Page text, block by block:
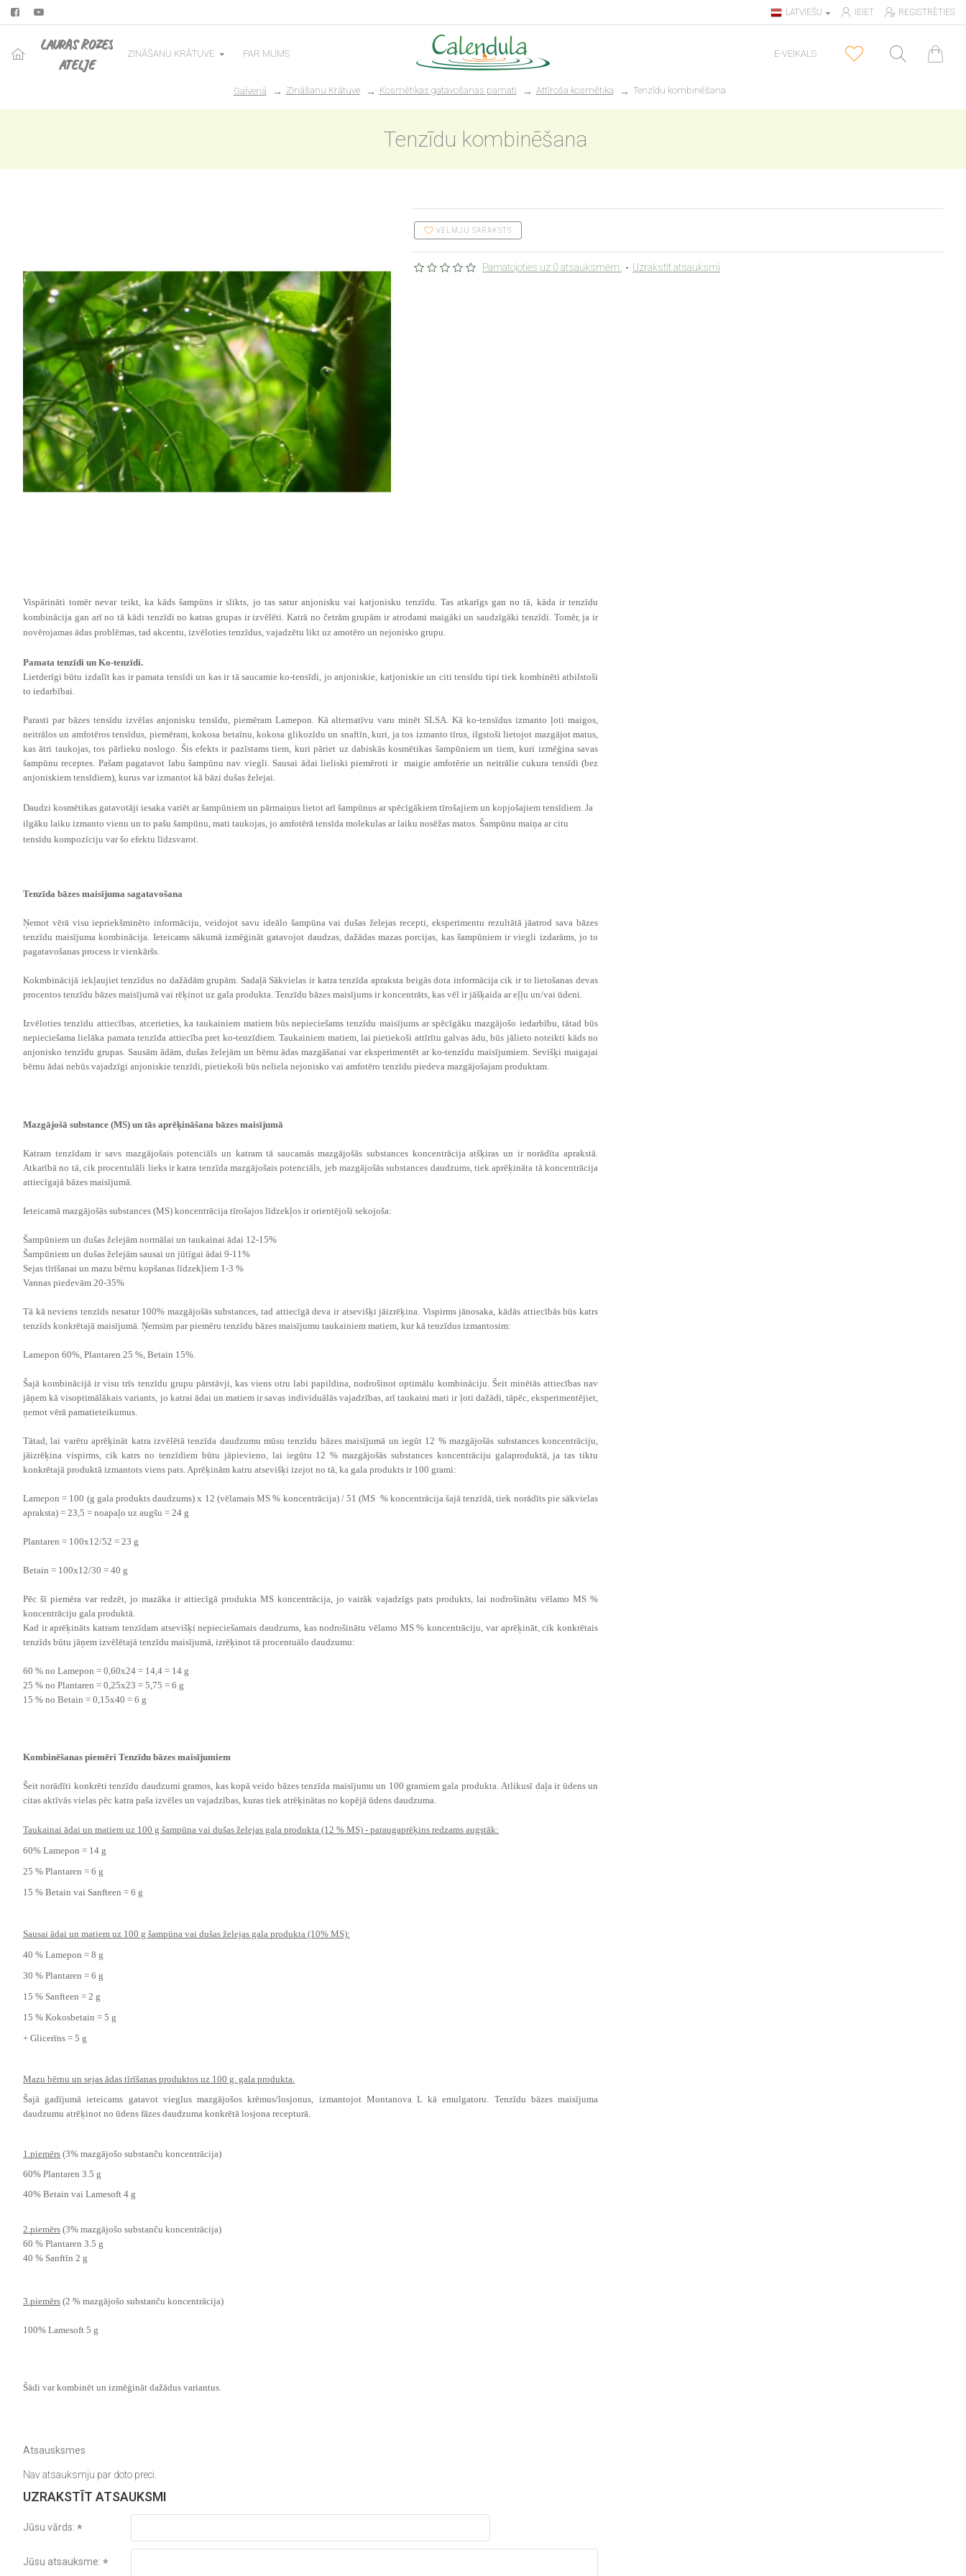
LATVIEŠU IEIET REĢISTRĒTIES
LAURAS ROZES
ATELJE
ZINĀŠANU KRĀTUVE PAR MUMS E-VEIKALS
Galvenā Zināšanu Krātuve Kosmētikas gatavošanas pamati Attīroša kosmētika Tenzīdu kombinēšana
Tenzīdu kombinēšana
Pamatojoties uz 0 atsauksmēm. - Uzrakstīt atsauksmi
VĒLMJU SARAKSTS
Vispārināti tomēr nevar teikt, ka kāds šampūns ir slikts, jo tas satur anjonisku vai katjonisku tenzīdu. Tas atkarīgs gan no tā, kāda ir tenzīdu
kombinācija gan arī no tā kādi tenzīdi no katras grupas ir izvēlēti. Katrā no četrām grupām ir atrodami maigāki un saudzīgāki tenzīdi. Tomēr, ja ir
novērojamas ādas problēmas, tad akcentu, izvēloties tenzīdus, vajadzētu likt uz amotēro un nejonisko grupu.
Pamata tenzīdi un Ko-tenzīdi.
Lietderīgi būtu izdalīt kas ir pamata tensīdi un kas ir tā saucamie ko-tensīdi, jo anjoniskie, katjoniskie un citi tensīdu tipi tiek kombinēti atbilstoši
to iedarbībai.
Parasti par bāzes tensīdu izvēlas anjonisku tensīdu, piemēram Lamepon. Kā alternatīvu varu minēt SLSA. Kā ko-tensīdus izmanto ļoti maigos,
neitrālos un amfotēros tensīdus, piemēram, kokosa betaīnu, kokosa glikozīdu un snaftīn, kuri, ja tos izmanto tīrus, ilgstoši lietojot mazgājot matus,
kas ātri taukojas, tos pārlieku noslogo. Šis efekts ir pazīstams tiem, kuri pāriet uz dabiskās kosmētikas šampūniem un tiem, kuri izmēģina savas
šampūnu receptes. Pašam pagatavot labu šampūnu nav viegli. Sausai ādai lieliski piemēroti ir maigie amfotērie un neitrālie cukura tensīdi (bez
anjoniskiem tensīdiem), kurus var izmantot kā bāzi dušas želejai.
Daudzi kosmētikas gatavotāji iesaka variēt ar šampūniem un pārmaiņus lietot arī šampūnus ar spēcīgākiem tīrošajiem un kopjošajiem tensīdiem. Ja
ilgāku laiku izmanto vienu un to pašu šampūnu, mati taukojas, jo amfotērā tensīda molekulas ar laiku nosēžas matos. Šampūnu maiņa ar citu
tensīdu kompozīciju var šo efektu līdzsvarot.
Tenzīda bāzes maisījuma sagatavošana
Ņemot vērā visu iepriekšminēto informāciju, veidojot savu ideālo šampūna vai dušas želejas recepti, eksperimentu rezultātā jāatrod sava bāzes
tenzīdu maisījuma kombinācija. Ieteicams sākumā izmēģināt gatavojot daudzas, dažādas mazas porcijas, kas šampūniem ir viegli izdarāms, jo to
pagatavošanas process ir vienkāršs.
Kokmbinācijā iekļaujiet tenzīdus no dažādām grupām. Sadaļā Sākvielas ir katra tenzīda apraksta beigās dota informācija cik ir to lietošanas devas
procentos tenzīdu bāzes maisījumā vai rēķinot uz gala produkta. Tenzīdu bāzes maisījums ir koncentrāts, kas vēl ir jāšķaida ar eļļu un/vai ūdeni.
Izvēloties tenzīdu attiecības, atcerieties, ka taukainiem matiem būs nepieciešams tenzīdu maisījums ar spēcīgāku mazgājošo iedarbību, tātad būs
nepieciešama lielāka pamata tenzīda attiecība pret ko-tenzīdiem. Taukainiem matiem, lai pietiekoši attīrītu galvas ādu, būs jālieto noteikti kāds no
anjonisko tenzīdu grupas. Sausām ādām, dušas želejām un bērnu ādas mazgāšanai var eksperimentēt ar ko-tenzīdu maisījumiem. Sevišķi maigajai
bērnu ādai nebūs vajadzīgi anjoniskie tenzīdi, pietiekoši būs neliela nejonisko vai amfotēro tenzīdu piedeva mazgājošajam produktam.
Mazgājošā substance (MS) un tās aprēķināšana bāzes maisījumā
Katram tenzīdam ir savs mazgājošais potenciāls un katram tā saucamās mazgājošās substances koncentrācija atšķiras un ir norādīta aprakstā.
Atkarībā no tā, cik procentulāli lieks ir katra tenzīda mazgājošais potenciāls, jeb mazgājošās substances daudzums, tiek aprēķināta tā koncentrācija
attiecīgajā bāzes maisījumā.
Ieteicamā mazgājošās substances (MS) koncentrācija tīrošajos līdzekļos ir orientējoši sekojoša:
Šampūniem un dušas želejām normālai un taukainai ādai 12-15%
Šampūniem un dušas želejām sausai un jūtīgai ādai 9-11%
Sejas tīrīšanai un mazu bērnu kopšanas līdzekļiem 1-3 %
Vannas piedevām 20-35%
Tā kā neviens tenzīds nesatur 100% mazgājošās substances, tad attiecīgā deva ir atsevišķi jāizrēķina. Vispirms jānosaka, kādās attiecībās būs katrs
tenzīds konkrētajā maisījumā. Ņemsim par piemēru tenzīdu bāzes maisījumu taukainiem matiem, kur kā tenzīdus izmantosim:
Lamepon 60%, Plantaren 25 %, Betain 15%.
Šajā kombinācijā ir visu trīs tenzīdu grupu pārstāvji, kas viens otru labi papildina, nodrošinot optimālu kombināciju. Šeit minētās attiecības nav
jāņem kā visoptimālākais variants, jo katrai ādai un matiem ir savas individuālās vajadzības, arī taukaini mati ir ļoti dažādi, tāpēc, eksperimentējiet,
ņemot vērā pamatieteikumus.
Tātad, lai varētu aprēķināt katra izvēlētā tenzīda daudzumu mūsu tenzīdu bāzes maisījumā un iegūt 12 % mazgājošās substances koncentrāciju,
jāizrēķina vispirms, cik katrs no tenzīdiem būtu jāpievieno, lai iegūtu 12 % mazgājošās substances koncentrāciju galaproduktā, ja tas tiktu
konkrētajā produktā izmantots viens pats. Aprēķinām katru atsevišķi izejot no tā, ka gala produkts ir 100 grami:
Lamepon = 100 (g gala produkts daudzums) x 12 (vēlamais MS % koncentrācija) / 51 (MS % koncentrācija šajā tenzīdā, tiek norādīts pie sākvielas
apraksta) = 23,5 = noapaļo uz augšu = 24 g
Plantaren = 100x12/52 = 23 g
Betain = 100x12/30 = 40 g
Pēc šī piemēra var redzēt, jo mazāka ir attiecīgā produkta MS koncentrācija, jo vairāk vajadzīgs pats produkts, lai nodrošinātu vēlamo MS %
koncentrāciju gala produktā.
Kad ir aprēķināts katram tenzīdam atsevišķi nepieciešamais daudzums, kas nodrošinātu vēlamo MS % koncentrāciju, var aprēķināt, cik konkrētais
tenzīds būtu jāņem izvēlētajā tenzīdu maisījumā, izrēķinot tā procentuālo daudzumu:
60 % no Lamepon = 0,60x24 = 14,4 = 14 g
25 % no Plantaren = 0,25x23 = 5,75 = 6 g
15 % no Betain = 0,15x40 = 6 g
Kombinēšanas piemēri Tenzīdu bāzes maisījumiem
Šeit norādīti konkrēti tenzīdu daudzumi gramos, kas kopā veido bāzes tenzīda maisījumu un 100 gramiem gala produkta.Atlikusī daļa ir ūdens un
citas aktīvās vielas pēc katra paša izvēles un vajadzības, kuras tiek atrēķinātas no kopējā ūdens daudzuma.
Taukainai ādai un matiem uz 100 g šampūna vai dušas želejas gala produkta (12 % MS) - paraugaprēķins redzams augstāk:
60% Lamepon = 14 g
25 % Plantaren = 6 g
15 % Betain vai Sanfteen = 6 g
Sausai ādai un matiem uz 100 g šampūna vai dušas želejas gala produkta (10% MS):
40 % Lamepon = 8 g
30 % Plantaren = 6 g
15 % Sanfteen = 2 g
15 % Kokosbetain = 5 g
+ Glicerīns = 5 g
Mazu bērnu un sejas ādas tīrīšanas produktos uz 100 g. gala produkta.
Šajā gadījumā ieteicams gatavot vieglus mazgājošos krēmus/losjonus, izmantojot Montanova L kā emulgatoru. Tenzīdu bāzes maisījuma
daudzumu atrēķinot no ūdens fāzes daudzuma konkrētā losjona recepturā.
1.piemērs (3% mazgājošo substanču koncentrācija)
60% Plantaren 3.5 g
40% Betain vai Lamesoft 4 g
2.piemērs (3% mazgājošo substanču koncentrācija)
60 % Plantaren 3.5 g
40 % Sanftīn 2 g
3.piemērs (2 % mazgājošo substanču koncentrācija)
100% Lamesoft 5 g
Šādi var kombinēt un izmēģināt dažādus variantus.
Atsausksmes
Nav atsauksmju par doto preci.
UZRAKSTĪT ATSAUKSMI
Jūsu vārds:
Jūsu atsauksme: